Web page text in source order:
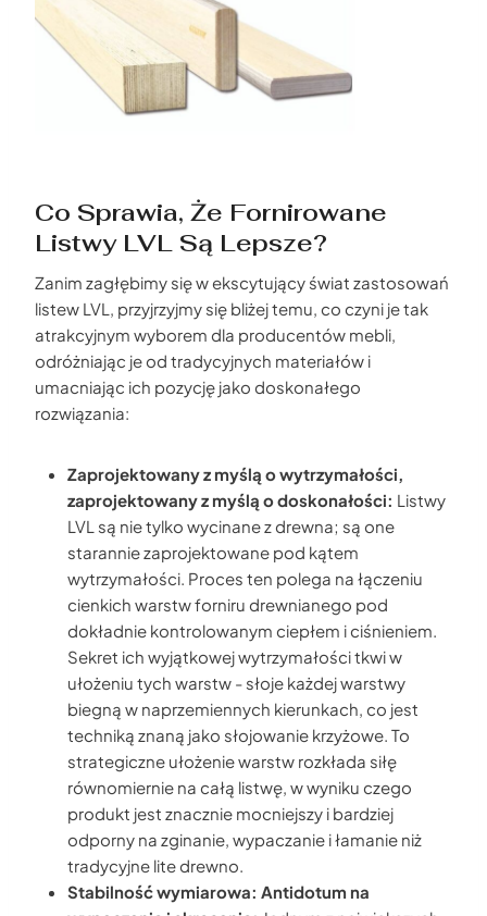
Co Sprawia, Że Fornirowane
Listwy LVL Są Lepsze?
Zanim zagłębimy się w ekscytujący świat zastosowań
listew LVL, przyjrzyjmy się bliżej temu, co czyni je tak
atrakcyjnym wyborem dla producentów mebli,
odróżniając je od tradycyjnych materiałów i
umacniając ich pozycję jako doskonałego
rozwiązania:
Zaprojektowany z myślą o wytrzymałości,
zaprojektowany z myślą o doskonałości: Listwy
LVL są nie tylko wycinane z drewna; są one
starannie zaprojektowane pod kątem
wytrzymałości. Proces ten polega na łączeniu
cienkich warstw forniru drewnianego pod
dokładnie kontrolowanym ciepłem i ciśnieniem.
Sekret ich wyjątkowej wytrzymałości tkwi w
ułożeniu tych warstw - słoje każdej warstwy
biegną w naprzemiennych kierunkach, co jest
techniką znaną jako słojowanie krzyżowe. To
strategiczne ułożenie warstw rozkłada siłę
równomiernie na całą listwę, w wyniku czego
produkt jest znacznie mocniejszy i bardziej
odporny na zginanie, wypaczanie i łamanie niż
tradycyjne lite drewno.
Stabilność wymiarowa: Antidotum na